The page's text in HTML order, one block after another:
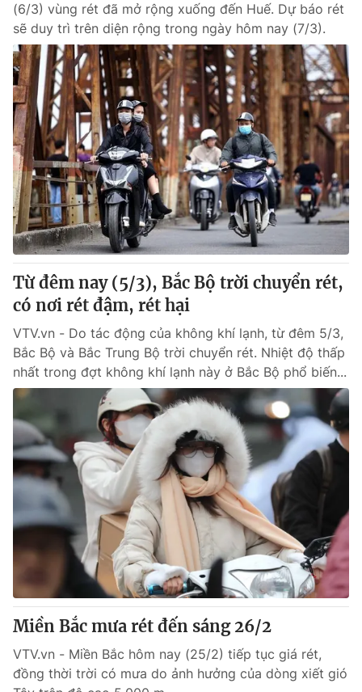
(6/3) vùng rét đã mở rộng xuống đến Huế. Dự báo rét
sẽ duy trì trên diện rộng trong ngày hôm nay (7/3).
Từ đêm nay (5/3), Bắc Bộ trời chuyển rét,
có nơi rét đậm, rét hại
VTV.vn - Do tác động của không khí lạnh, từ đêm 5/3,
Bắc Bộ và Bắc Trung Bộ trời chuyển rét. Nhiệt độ thấp
nhất trong đợt không khí lạnh này ở Bắc Bộ phổ biến...
Miền Bắc mưa rét đến sáng 26/2
VTV.vn - Miền Bắc hôm nay (25/2) tiếp tục giá rét,
đồng thời trời có mưa do ảnh hưởng của dòng xiết gió